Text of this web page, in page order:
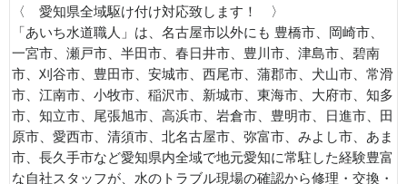
〈 愛知県全域駆け付け対応致します！ 〉
「あいち水道職人」は、名古屋市以外にも 豊橋市、岡崎市、
一宮市、瀬戸市、半田市、春日井市、豊川市、津島市、碧南
市、刈谷市、豊田市、安城市、西尾市、蒲郡市、犬山市、常滑
市、江南市、小牧市、稲沢市、新城市、東海市、大府市、知多
市、知立市、尾張旭市、高浜市、岩倉市、豊明市、日進市、田
原市、愛西市、清須市、北名古屋市、弥富市、みよし市、あま
市、長久手市など愛知県内全域で地元愛知に常駐した経験豊富
な自社スタッフが、水のトラブル現場の確認から修理・交換・